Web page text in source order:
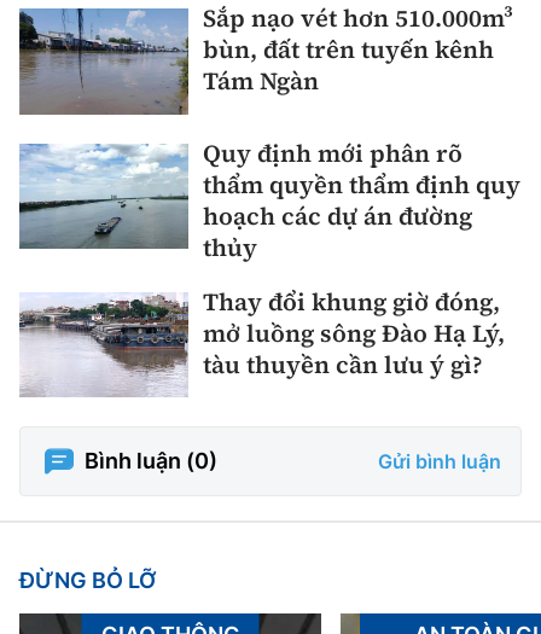
Sắp nạo vét hơn 510.000m³
bùn, đất trên tuyến kênh
Tám Ngàn
Quy định mới phân rõ
thẩm quyền thẩm định quy
hoạch các dự án đường
thủy
Thay đổi khung giờ đóng,
mở luồng sông Đào Hạ Lý,
tàu thuyền cần lưu ý gì?
Bình luận (0) Gửi bình luận
ĐỪNG BỎ LỠ